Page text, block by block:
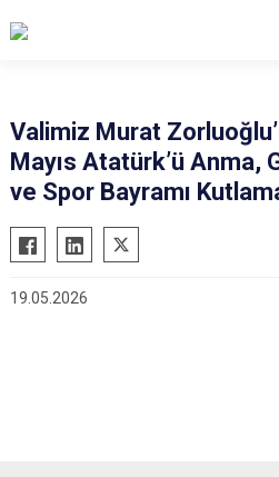
Valimiz Murat
Mayıs Atatürk’ü Anma,
ve Spor Bayramı
19.05.2026